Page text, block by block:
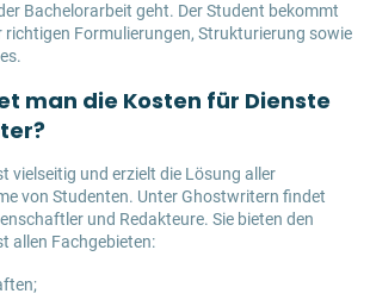
Bachelorarbeit geht. Der Student bekommt
richtigen Formulierungen, Strukturierung sowie
man die Kosten für Dienste
vielseitig und erzielt die Lösung aller
von Studenten. Unter Ghostwritern findet
und Redakteure. Sie bieten den
allen Fachgebieten: